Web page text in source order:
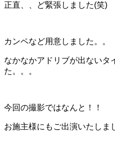
正直、、ど緊張しました(笑)
カンペなど用意しました。。
なかなかアドリブが出ないタ
た。。。
今回の撮影ではなんと！！
お施主様にもご出演いたしま